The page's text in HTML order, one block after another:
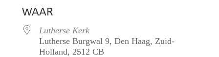
WAAR
Lutherse Kerk
Lutherse Burgwal 9, Den Haag, Zuid-
Holland, 2512 CB